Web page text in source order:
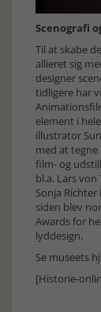
Scenografi
Til at skabe
allieret sig
designer
tidligere har
element i
illustrator
med at
film- og
bl.a. Lars von
Sonja
siden blev
Awards for
lyddesign.
Se museets
[Historie-